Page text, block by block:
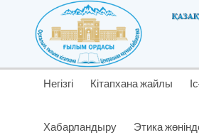
Негізгі Кітапхана жайлы
Хабарландыру Этика